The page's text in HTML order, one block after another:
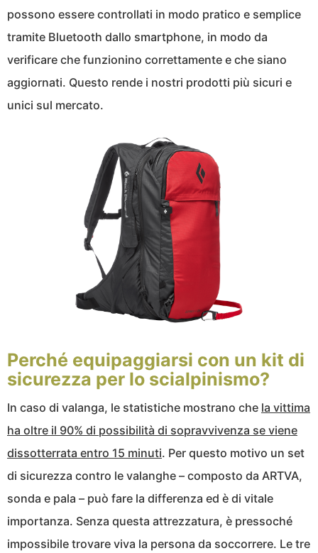
possono essere controllati in modo pratico e semplice
tramite Bluetooth dallo smartphone, in modo da
verificare che funzionino correttamente e che siano
aggiornati. Questo rende i nostri prodotti più sicuri e
unici sul mercato.
Perché equipaggiarsi con un kit di
sicurezza per lo scialpinismo?
In caso di valanga, le statistiche mostrano che la vittima
ha oltre il 90% di possibilità di sopravvivenza se viene
dissotterrata entro 15 minuti. Per questo motivo un set
di sicurezza contro le valanghe – composto da ARTVA,
sonda e pala – può fare la differenza ed è di vitale
importanza. Senza questa attrezzatura, è pressoché
impossibile trovare viva la persona da soccorrere. Le tre